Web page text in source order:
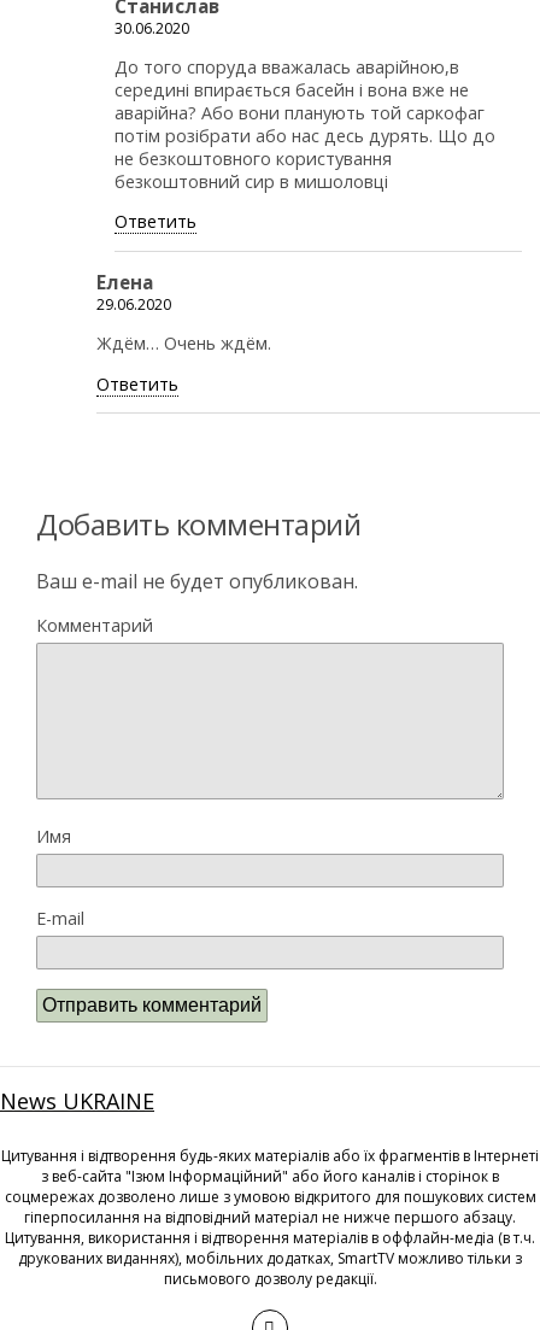
Станислав
30.06.2020
До того споруда вважалась аварійною,в
середині впирається басейн і вона вже не
аварійна? Або вони планують той саркофаг
потім розібрати або нас десь дурять. Що до
не безкоштовного користування
безкоштовний сир в мишоловці
Ответить
Елена
29.06.2020
Ждём… Очень ждём.
Ответить
Добавить комментарий
Ваш e-mail не будет опубликован.
Комментарий
Имя
E-mail
News UKRAINE
Цитування і відтворення будь-яких матеріалів або їх фрагментів в Інтернеті
з веб-сайта "Ізюм Інформаційний" або його каналів і сторінок в
соцмережах дозволено лише з умовою відкритого для пошукових систем
гіперпосилання на відповідний матеріал не нижче першого абзацу.
Цитування, використання і відтворення матеріалів в оффлайн-медіа (в т.ч.
друкованих виданнях), мобільних додатках, SmartTV можливо тільки з
письмового дозволу редакції.